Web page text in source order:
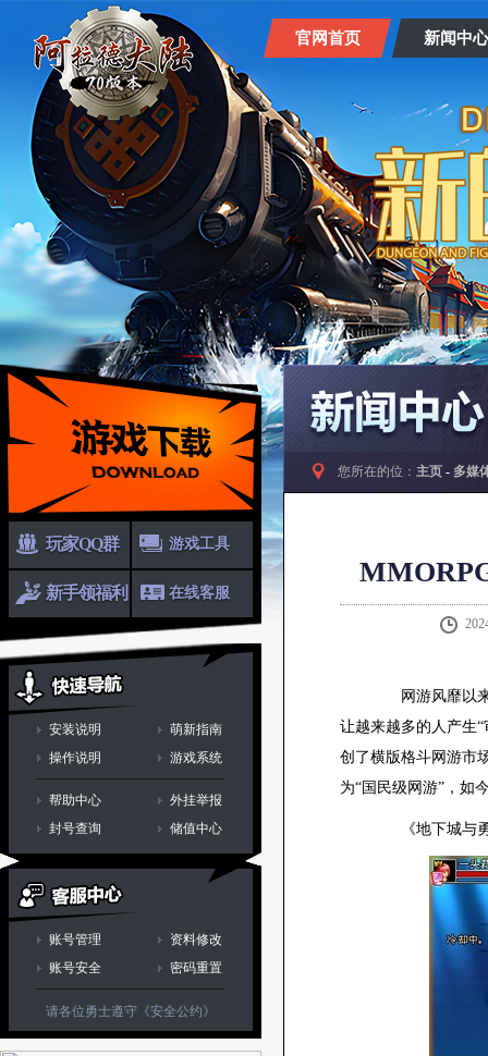
官网首页 新闻中心
玩家QQ群 游戏工具
新手领福利 在线客服
安装说明
萌新指南
操作说明
游戏系统
帮助中心
外挂举报
封号查询
储值中心
账号管理
资料修改
账号安全
密码重置
请各位勇士遵守 《安全公约》
您所在的位： 主页 - 多媒
网游风靡以来
让越来越多的人产生
创了横版格斗网游市
为“国民级网游”，如
《地下城与勇